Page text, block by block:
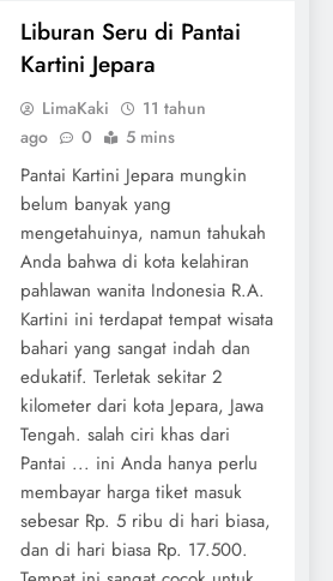
Liburan Seru di Pantai
Kartini Jepara
LimaKaki
11 tahun
ago
0 5 mins
Pantai Kartini Jepara mungkin
belum banyak yang
mengetahuinya, namun tahukah
Anda bahwa di kota kelahiran
pahlawan wanita Indonesia R.A.
Kartini ini terdapat tempat wisata
bahari yang sangat indah dan
edukatif. Terletak sekitar 2
kilometer dari kota Jepara, Jawa
Tengah. salah ciri khas dari
Pantai ... ini Anda hanya perlu
membayar harga tiket masuk
sebesar Rp. 5 ribu di hari biasa,
dan di hari biasa Rp. 17.500.